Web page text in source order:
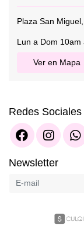
Plaza San
Lun a Dom 10am
Ver en Mapa
Redes Sociales
Newsletter